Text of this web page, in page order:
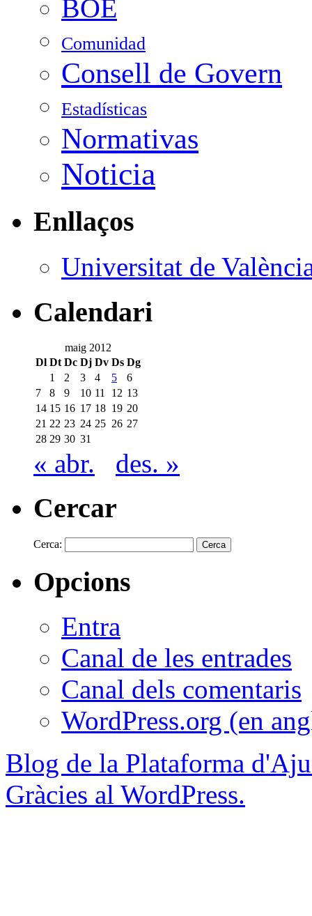
BOE
Comunidad
Consell de Govern
Estadísticas
Normativas
Noticia
Enllaços
Universitat de
Calendari
maig 2012
Dl Dt Dc Dj Dv Ds Dg
1
2 3 4 5
6
7
8 9 10 11 12 13
14 15 16 17 18 19 20
21 22 23 24 25 26 27
28 29 30 31
« abr. des. »
Cercar
Cerca:
Opcions
Entra
Canal de les entrades
Canal dels comentaris
WordPress.org (en
Blog de la Plataforma
Gràcies al WordPress.